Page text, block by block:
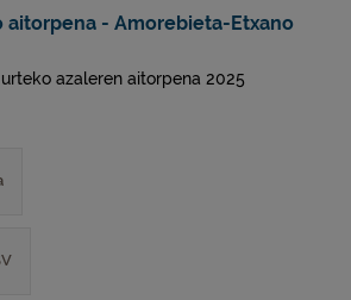
aitorpena - Amorebieta-Etxano
azaleren aitorpena 2025